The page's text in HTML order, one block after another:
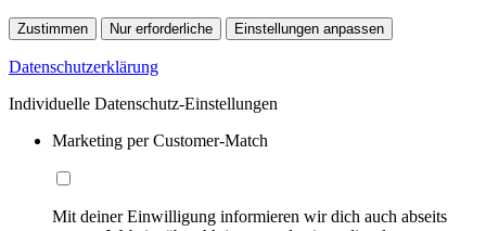
Zustimmen Nur erforderliche Einstellungen anpassen
Datenschutzerklärung
Individuelle Datenschutz-Einstellungen
Marketing per Customer-Match
Mit deiner Einwilligung informieren wir dich auch abseits